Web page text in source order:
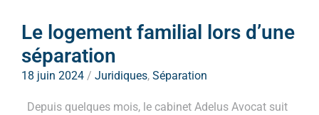
Le logement familial lors d’une
séparation
18 juin 2024 / Juridiques, Séparation
Depuis quelques mois, le cabinet Adelus Avocat suit